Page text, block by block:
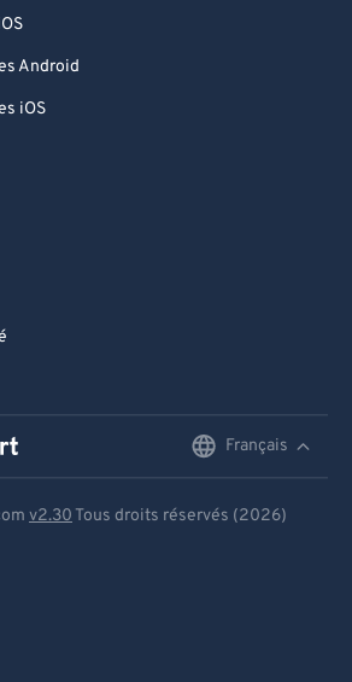
Android
iOS
Français
v2.30 Tous droits réservés (2026)